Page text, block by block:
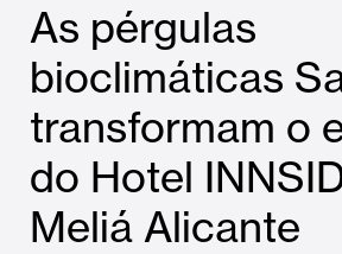
As pérgulas
bioclimáticas
transformam o
do Hotel
Meliá Alicante